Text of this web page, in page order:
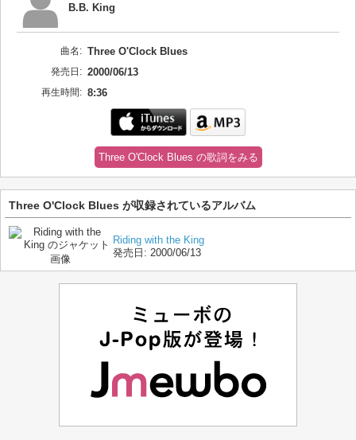
B.B. King
曲名: Three O'Clock Blues
発売日: 2000/06/13
再生時間: 8:36
Three O'Clock Blues の歌詞をみる
Three O'Clock Blues が収録されているアルバム
Riding with the King
発売日: 2000/06/13